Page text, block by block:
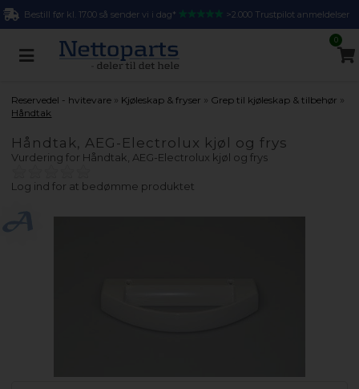
Bestill før kl. 17.00 så sender vi i dag* >2.000 Trustpilot anmeldelser
0
Reservedel - hvitevare » Kjøleskap & fryser » Grep til kjøleskap & tilbehør »
Håndtak
Håndtak, AEG-Electrolux kjøl og frys
Vurdering for Håndtak, AEG-Electrolux kjøl og frys
Log ind for at bedømme produktet